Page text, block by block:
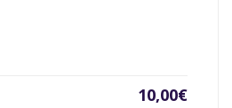
10,00€